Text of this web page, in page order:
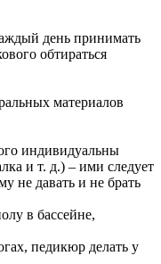
день принимать
обтираться
материалов
индивидуальны
и т. д.) – ими следует
не давать и не брать
в бассейне,
педикюр делать у